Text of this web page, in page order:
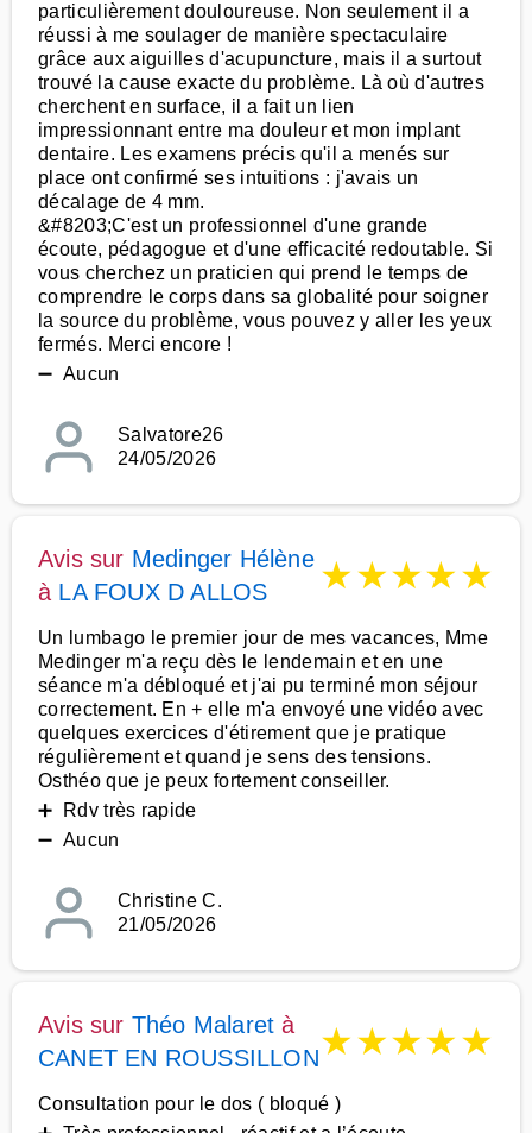
particulièrement douloureuse. Non seulement il a
réussi à me soulager de manière spectaculaire
grâce aux aiguilles d'acupuncture, mais il a surtout
trouvé la cause exacte du problème. Là où d'autres
cherchent en surface, il a fait un lien
impressionnant entre ma douleur et mon implant
dentaire. Les examens précis qu'il a menés sur
place ont confirmé ses intuitions : j'avais un
décalage de 4 mm.
&#8203;C'est un professionnel d'une grande
écoute, pédagogue et d'une efficacité redoutable. Si
vous cherchez un praticien qui prend le temps de
comprendre le corps dans sa globalité pour soigner
la source du problème, vous pouvez y aller les yeux
fermés. Merci encore !
➖ Aucun
Salvatore26
24/05/2026
Avis sur Medinger Hélène
à LA FOUX D ALLOS ★★★★★
Un lumbago le premier jour de mes vacances, Mme
Medinger m'a reçu dès le lendemain et en une
séance m'a débloqué et j'ai pu terminé mon séjour
correctement. En + elle m'a envoyé une vidéo avec
quelques exercices d'étirement que je pratique
régulièrement et quand je sens des tensions.
Osthéo que je peux fortement conseiller.
➕ Rdv très rapide
➖ Aucun
Christine C.
21/05/2026
Avis sur Théo Malaret à
CANET EN ROUSSILLON★★★★★
Consultation pour le dos ( bloqué )